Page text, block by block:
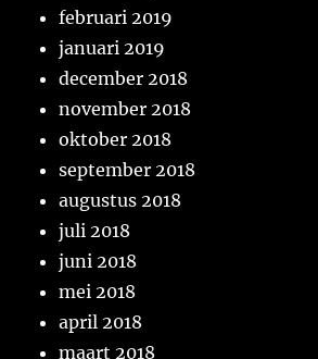
februari 2019
januari 2019
december 2018
november 2018
oktober 2018
september 2018
augustus 2018
juli 2018
juni 2018
mei 2018
april 2018
maart 2018